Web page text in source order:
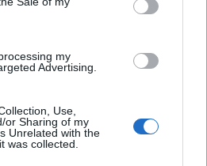
my
Advertising.
Use,
or Sharing of my
Unrelated with the
was collected.